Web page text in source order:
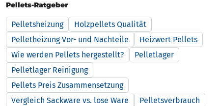
Pellets-Ratgeber
Pelletsheizung
Holzpellets Qualität
Pelletheizung Vor- und Nachteile
Heizwert Pellets
Wie werden Pellets hergestellt?
Pelletlager
Pelletlager Reinigung
Pellets Preis Zusammensetzung
Vergleich Sackware vs. lose Ware
Pelletsverbrauch